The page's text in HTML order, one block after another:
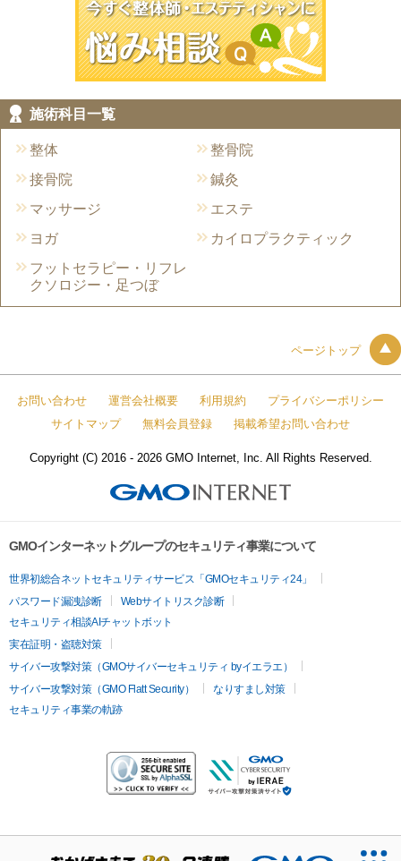
施術科目一覧
整体
整骨院
接骨院
鍼灸
マッサージ
エステ
ヨガ
カイロプラクティック
フットセラピー・リフレ
クソロジー・足つぼ
ページトップ
お問い合わせ 運営会社概要 利用規約
プライバシーポリシー
サイトマップ
無料会員登録 掲載希望お問い合わせ
Copyright (C) 2016 - 2026 GMO Internet, Inc. All Rights Reserved.
GMOインターネットグループのセキュリティ事業について
世界初総合ネットセキュリティサービス「GMOセキュリティ24」
パスワード漏洩診断
Webサイトリスク診断
セキュリティ相談AIチャットボット
実在証明・盗聴対策
サイバー攻撃対策（GMOサイバーセキュリティ byイエラエ）
サイバー攻撃対策（GMO Flatt Security）
なりすまし対策
セキュリティ事業の軌跡